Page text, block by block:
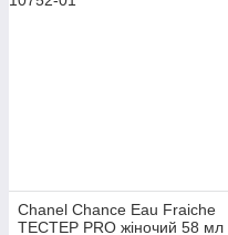
Chanel Chance Eau Fraiche
TEСТЕР PRO жіночий 58 мл